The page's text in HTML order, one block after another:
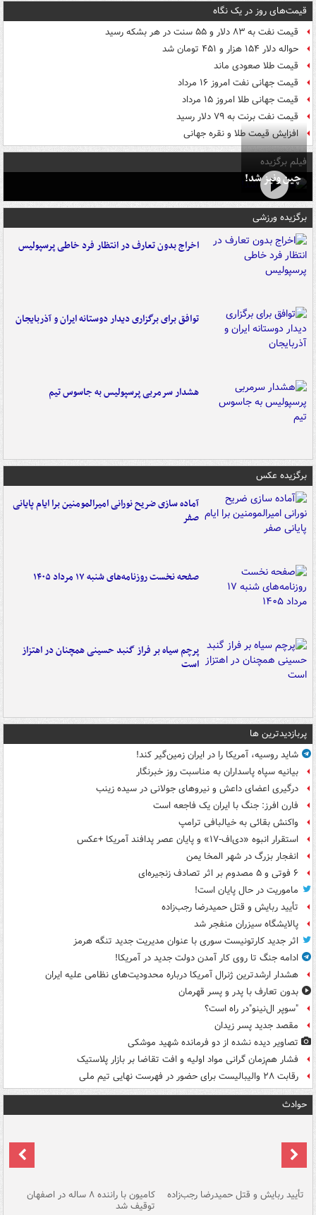
قیمت‌های روز در یک نگاه
قیمت نفت به ۸۳ دلار و ۵۵ سنت در هر بشکه رسید
حواله دلار ۱۵۴ هزار و ۴۵۱ تومان شد
قیمت طلا صعودی ماند
قیمت جهانی نفت امروز ۱۶ مرداد
قیمت جهانی طلا امروز ۱۵ مرداد
قیمت نفت برنت به ۷۹ دلار رسید
افزایش قیمت طلا و نقره جهانی
فیلم برگزیده
چین ونیز شد!
برگزیده ورزشی
اخراج بدون تعارف در انتظار فرد خاطی پرسپولیس
توافق برای برگزاری دیدار دوستانه ایران و آذربایجان
هشدار سرمربی پرسپولیس به جاسوس تیم
برگزیده عکس
آماده سازی ضریح نورانی امیرالمومنین برا ایام پایانی
صفر
صفحه نخست روزنامه‌های شنبه ۱۷ مرداد ۱۴۰۵
پرچم سیاه بر فراز گنبد حسینی همچنان در اهتزاز
است
پربازدیدترین ها
شاید روسیه، آمریکا را در ایران زمین‌گیر کند!
بیانیه سپاه پاسداران به مناسبت روز خبرنگار
درگیری اعضای داعش و نیروهای جولانی در سیده زینب
فارن افرز: جنگ با ایران یک فاجعه است
واکنش بقائی به خیالبافی ترامپ
استقرار انبوه «دی‌اف‑۱۷» و پایان عصر پدافند آمریکا +عکس
انفجار بزرگ در شهر المخا یمن
۶ فوتی و ۵ مصدوم بر اثر تصادف زنجیره‌ای
ماموریت در حال پایان است!
تأیید ربایش و قتل حمیدرضا رجب‌زاده
پالایشگاه سیزران منفجر شد
اثر جدید کارتونیست سوری با عنوان مدیریت جدید تنگه هرمز
ادامه جنگ تا روی کار آمدن دولت جدید در آمریکا!
هشدار ارشدترین ژنرال آمریکا درباره محدودیت‌های نظامی علیه ایران
بدون تعارف با پدر و پسر قهرمان
"سوپر ال‌نینو"در راه است؟
مقصد جدید پسر زیدان
تصاویر دیده‌ نشده از دو فرمانده شهید موشکی
فشار هم‌زمان گرانی مواد اولیه و افت تقاضا بر بازار پلاستیک
رقابت ۲۸ والیبالیست برای حضور در فهرست نهایی تیم ملی
حوادث
تأیید ربایش و قتل حمیدرضا رجب‌زاده کامیون با راننده ۸ ساله در اصفهان
توقیف شد